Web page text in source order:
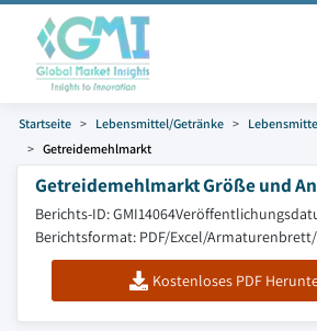
Startseite Lebensmittel/Getränke
Getreidemehlmarkt
Getreidemehlmarkt Größe und
Berichts-ID: GMI14064
Berichtsformat: PDF/Excel/
Kostenloses PDF